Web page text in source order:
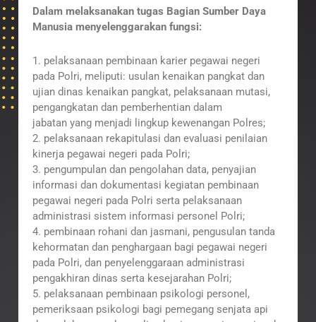
Dalam melaksanakan tugas Bagian Sumber Daya
Manusia menyelenggarakan fungsi:
1. pelaksanaan pembinaan karier pegawai negeri
pada Polri, meliputi: usulan kenaikan pangkat dan
ujian dinas kenaikan pangkat, pelaksanaan mutasi,
pengangkatan dan pemberhentian dalam
jabatan yang menjadi lingkup kewenangan Polres;
2. pelaksanaan rekapitulasi dan evaluasi penilaian
kinerja pegawai negeri pada Polri;
3. pengumpulan dan pengolahan data, penyajian
informasi dan dokumentasi kegiatan pembinaan
pegawai negeri pada Polri serta pelaksanaan
administrasi sistem informasi personel Polri;
4. pembinaan rohani dan jasmani, pengusulan tanda
kehormatan dan penghargaan bagi pegawai negeri
pada Polri, dan penyelenggaraan administrasi
pengakhiran dinas serta kesejarahan Polri;
5. pelaksanaan pembinaan psikologi personel,
pemeriksaan psikologi bagi pemegang senjata api